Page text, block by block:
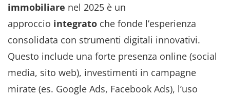
immobiliare nel 2025 è un
approccio integrato che fonde l’esperienza
consolidata con strumenti digitali innovativi.
Questo include una forte presenza online (social
media, sito web), investimenti in campagne
mirate (es. Google Ads, Facebook Ads), l’uso